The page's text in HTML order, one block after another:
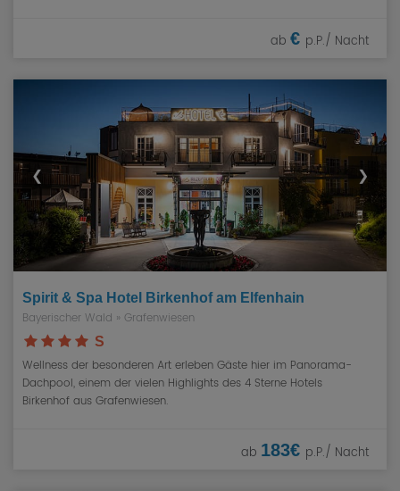
ab € p.P./ Nacht
❮ ❯
Spirit & Spa Hotel Birkenhof am Elfenhain
Bayerischer Wald » Grafenwiesen
S
Wellness der besonderen Art erleben Gäste hier im Panorama-
Dachpool, einem der vielen Highlights des 4 Sterne Hotels
Birkenhof aus Grafenwiesen.
ab 183€ p.P./ Nacht